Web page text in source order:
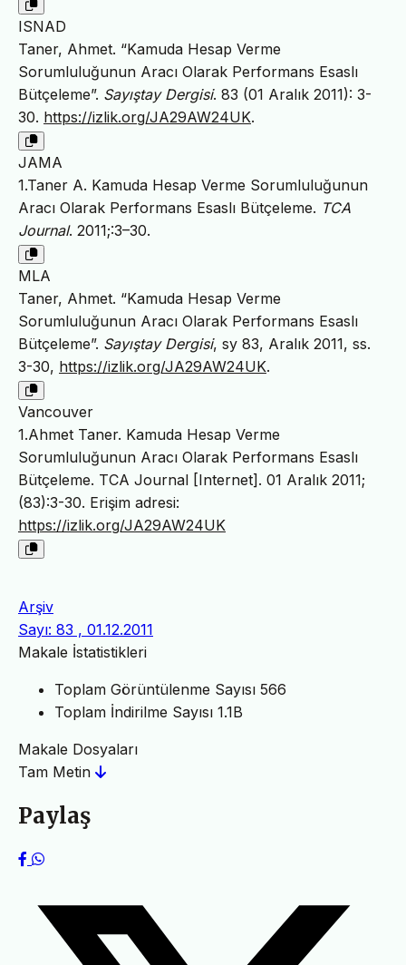
ISNAD
Taner, Ahmet. “Kamuda Hesap Verme
Sorumluluğunun Aracı Olarak Performans Esaslı
Bütçeleme”. Sayıştay Dergisi. 83 (01 Aralık 2011): 3-
30. https://izlik.org/JA29AW24UK.
JAMA
1.Taner A. Kamuda Hesap Verme Sorumluluğunun
Aracı Olarak Performans Esaslı Bütçeleme. TCA
Journal. 2011;:3–30.
MLA
Taner, Ahmet. “Kamuda Hesap Verme
Sorumluluğunun Aracı Olarak Performans Esaslı
Bütçeleme”. Sayıştay Dergisi, sy 83, Aralık 2011, ss.
3-30, https://izlik.org/JA29AW24UK.
Vancouver
1.Ahmet Taner. Kamuda Hesap Verme
Sorumluluğunun Aracı Olarak Performans Esaslı
Bütçeleme. TCA Journal [Internet]. 01 Aralık 2011;
(83):3-30. Erişim adresi:
https://izlik.org/JA29AW24UK
Arşiv
Sayı: 83 , 01.12.2011
Makale İstatistikleri
Toplam Görüntülenme Sayısı 566
Toplam İndirilme Sayısı 1.1B
Makale Dosyaları
Tam Metin
Paylaş